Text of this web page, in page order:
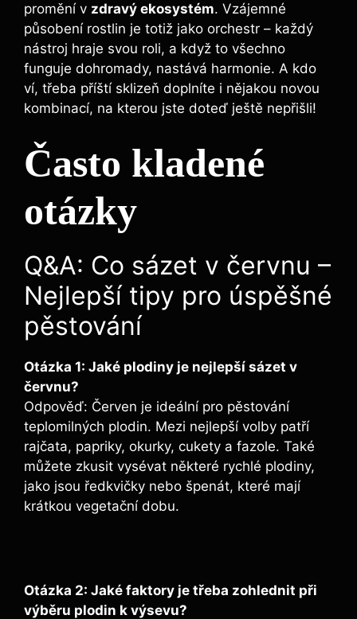
promění v zdravý ekosystém. Vzájemné
působení rostlin je totiž jako orchestr – každý
nástroj hraje svou roli, a když to všechno
funguje dohromady, nastává harmonie. A kdo
ví, třeba příští sklizeň doplníte i nějakou novou
kombinací, na kterou jste doteď ještě nepřišli!
Často kladené
otázky
Q&A: Co sázet v červnu –
Nejlepší tipy pro úspěšné
pěstování
Otázka 1: Jaké plodiny je nejlepší sázet v
červnu?
Odpověď: Červen je ideální pro pěstování
teplomilných plodin. Mezi nejlepší volby patří
rajčata, papriky, okurky, cukety a fazole. Také
můžete zkusit vysévat některé rychlé plodiny,
jako jsou ředkvičky nebo špenát, které mají
krátkou vegetační dobu.
Otázka 2: Jaké faktory je třeba zohlednit při
výběru plodin k výsevu?